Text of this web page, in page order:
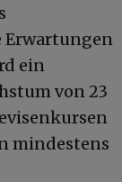
Erwartungen
ein
von 23
mindestens